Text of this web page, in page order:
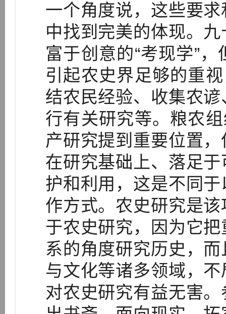
一个角度说，这些要
中找到完美的体现。
富于创意的“考现学”
引起农史界足够的重
结农民经验、收集农
行有关研究等。粮农
产研究提到重要位置
在研究基础上、落足
护和利用，这是不同
作方式。农史研究是
于农史研究，因为它
系的角度研究历史，
与文化等诸多领域，
对农史研究有益无害